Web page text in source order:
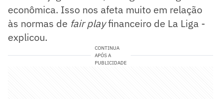
econômica. Isso nos afeta muito em relação
às normas de fair playfinanceiro de La Liga -
explicou.
CONTINUA
APÓS A
PUBLICIDADE